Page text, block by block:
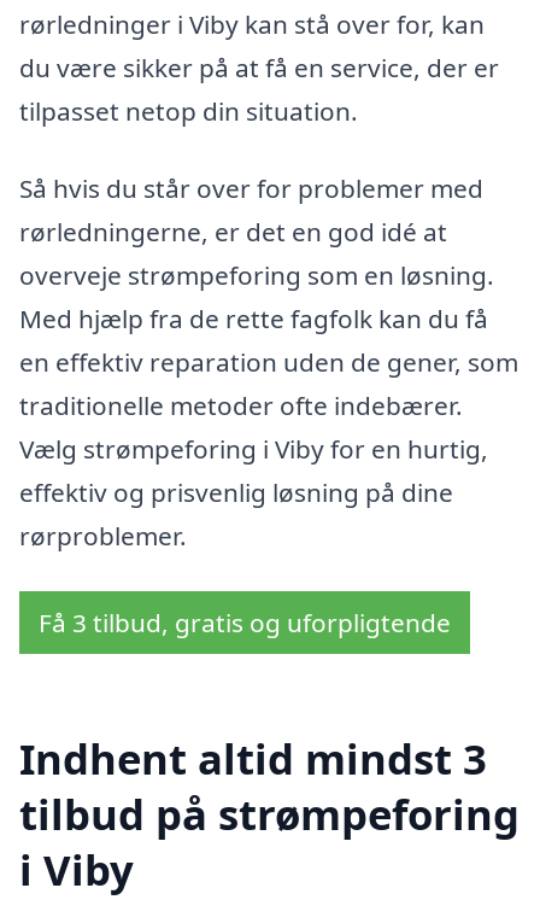
rørledninger i Viby kan stå over for, kan
du være sikker på at få en service, der er
tilpasset netop din situation.
Så hvis du står over for problemer med
rørledningerne, er det en god idé at
overveje strømpeforing som en løsning.
Med hjælp fra de rette fagfolk kan du få
en effektiv reparation uden de gener, som
traditionelle metoder ofte indebærer.
Vælg strømpeforing i Viby for en hurtig,
effektiv og prisvenlig løsning på dine
rørproblemer.
Få 3 tilbud, gratis og uforpligtende
Indhent altid mindst 3
tilbud på strømpeforing
i Viby